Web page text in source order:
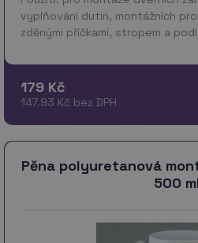
vyplňování dutin, montážních
zděnými příčkami, stropem a
179 Kč
147.93 Kč bez DPH
Pěna polyuretanová
500